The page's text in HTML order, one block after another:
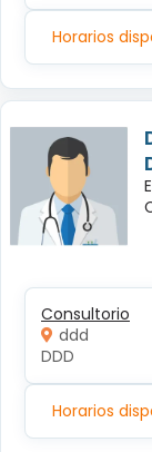
Horarios
Consultorio
ddd
DDD
Horarios